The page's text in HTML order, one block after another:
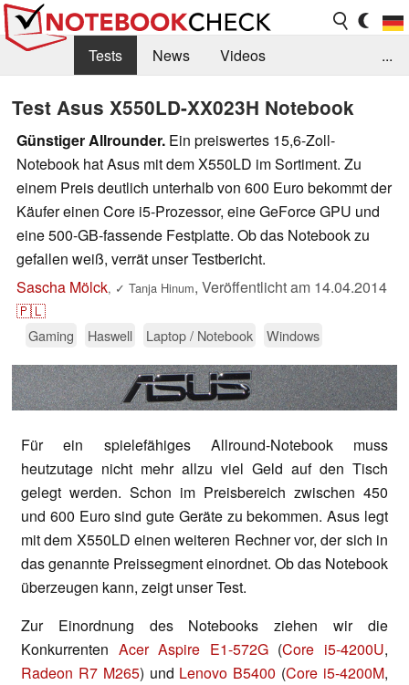
Tests News
Videos
Kaufberatung
Deals Suche
Jobs
Forum
...
Test Asus X550LD-XX023H Notebook
Günstiger Allrounder. Ein preiswertes 15,6-Zoll-
Notebook hat Asus mit dem X550LD im Sortiment. Zu
einem Preis deutlich unterhalb von 600 Euro bekommt der
Käufer einen Core i5-Prozessor, eine GeForce GPU und
eine 500-GB-fassende Festplatte. Ob das Notebook zu
gefallen weiß, verrät unser Testbericht.
Sascha Mölck, ✓ Tanja Hinum, Veröffentlicht am 14.04.2014
🇵🇱
Gaming Haswell Laptop / Notebook Windows
Für ein spielefähiges Allround-Notebook muss
heutzutage nicht mehr allzu viel Geld auf den Tisch
gelegt werden. Schon im Preisbereich zwischen 450
und 600 Euro sind gute Geräte zu bekommen. Asus legt
mit dem X550LD einen weiteren Rechner vor, der sich in
das genannte Preissegment einordnet. Ob das Notebook
überzeugen kann, zeigt unser Test.
Zur Einordnung des Notebooks ziehen wir die
Konkurrenten Acer Aspire E1-572G(Core i5-4200U,
Radeon R7 M265) und Lenovo B5400 (Core i5-4200M,